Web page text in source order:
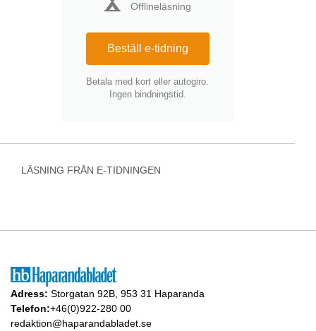
Offlineläsning
Beställ e-tidning
Betala med kort eller autogiro.
Ingen bindningstid.
LÄSNING FRÅN E-TIDNINGEN
Adress: Storgatan 92B, 953 31 Haparanda
Telefon:+46(0)922-280 00
redaktion@haparandabladet.se